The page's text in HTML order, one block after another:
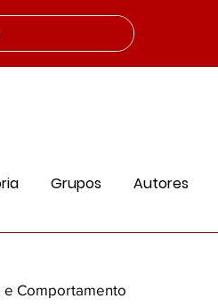
Grupos Autores
e Comportamento